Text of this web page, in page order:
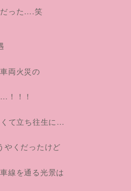
った….笑
両火災の
！！！
て立ち往生に…
やくだったけど
線を通る光景は